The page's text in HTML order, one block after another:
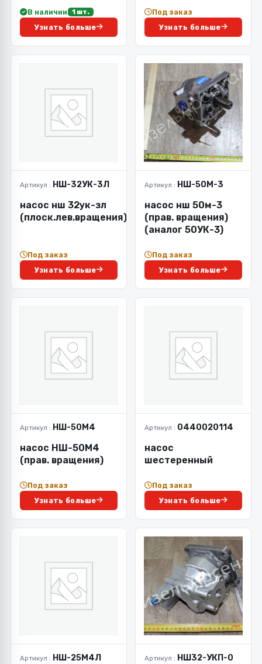
В наличии 1 шт.
Узнать больше
Под заказ
Узнать больше
Артикул : НШ-32УК-3Л
насос нш 32ук-зл
(плоск.лев.вращения)
Под заказ
Узнать больше
Артикул : НШ-50М-3
насос нш 50м-3
(прав. вращения)
(аналог 50УК-3)
Под заказ
Узнать больше
Артикул : НШ-50М4
насос НШ-50М4
(прав. вращения)
Под заказ
Узнать больше
Артикул : 0440020114
насос
шестеренный
Под заказ
Узнать больше
Артикул : НШ-25М4Л Артикул : НШ32-УКП-0